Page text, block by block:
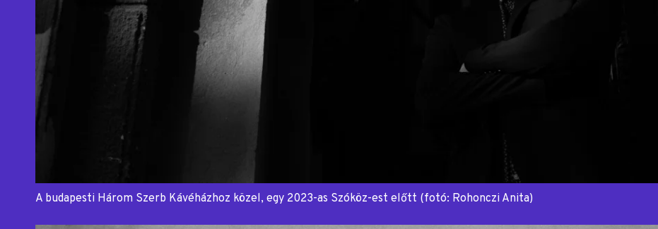
A budapesti Három Szerb Kávéházhoz közel, egy 2023-as Szóköz-est előtt (fotó: Rohonczi Anita)